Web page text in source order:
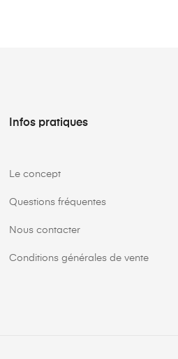
Infos pratiques
Le concept
Questions fréquentes
Nous contacter
Conditions générales de vente